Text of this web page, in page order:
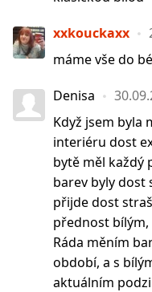
xxkouckaxx
máme vše do
Denisa
Když jsem byla
interiéru dost
bytě měl každý
barev byly dost
přijde dost
přednost bílým,
Ráda měním
období, a s
aktuálním